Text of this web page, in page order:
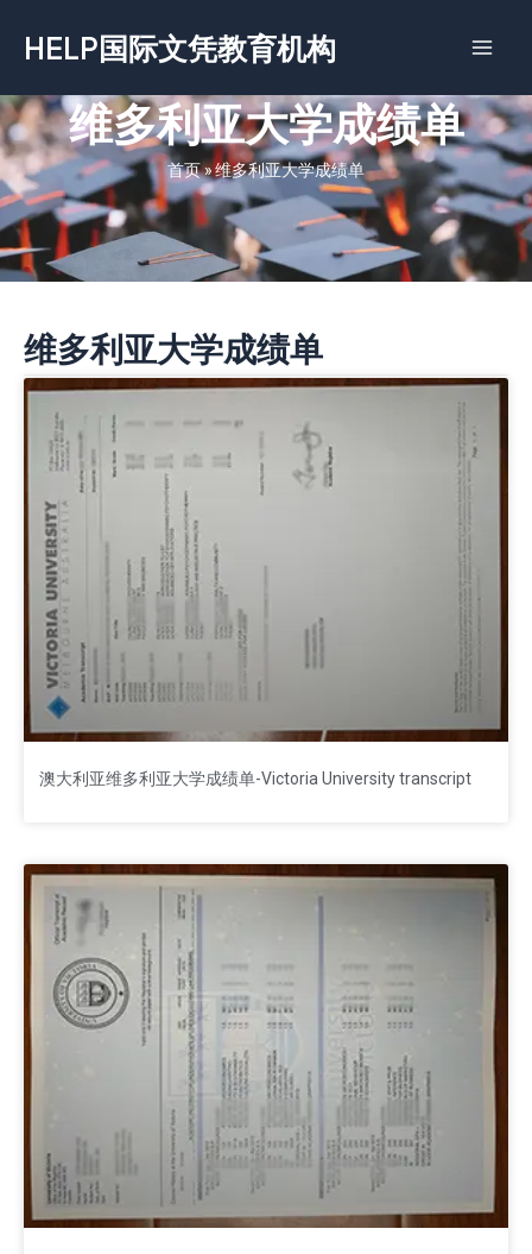
容
HELP国际文凭教育机构
维多利亚大学成绩单
首页»维多利亚大学成绩单
维多利亚大学成绩单
澳大利亚维多利亚大学成绩单-Victoria University transcript